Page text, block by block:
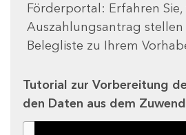
Förderportal: Erfahren Sie,
Auszahlungsantrag
Belegliste zu Ihrem
Tutorial zur Vorbereitung
den Daten aus dem